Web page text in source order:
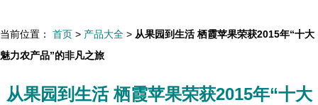
当前位置： 首页 > 产品大全 > 从果园到生活 栖霞苹果荣获2015年“十大
魅力农产品”的非凡之旅
从果园到生活 栖霞苹果荣获2015年“十大